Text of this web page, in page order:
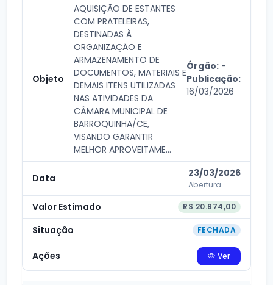
AQUISIÇÃO DE ESTANTES
COM PRATELEIRAS,
DESTINADAS À
ORGANIZAÇÃO E
ARMAZENAMENTO DE
DOCUMENTOS, MATERIAIS E
DEMAIS ITENS UTILIZADAS
NAS ATIVIDADES DA
CÂMARA MUNICIPAL DE
BARROQUINHA/CE,
VISANDO GARANTIR
MELHOR APROVEITAME...
Órgão: -
Publicação:
16/03/2026
23/03/2026
Abertura
R$ 20.974,00
FECHADA
Ver